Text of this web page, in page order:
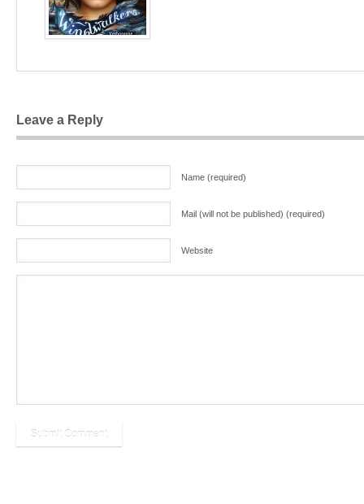
Leave a Reply
Name (required)
Mail (will not be published) (required)
Website